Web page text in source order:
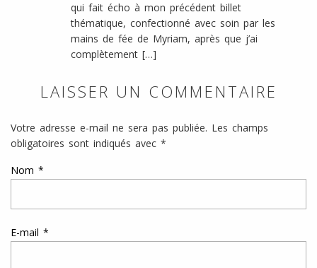
qui fait écho à mon précédent billet
thématique, confectionné avec soin par les
mains de fée de Myriam, après que j’ai
complètement […]
LAISSER UN COMMENTAIRE
Votre adresse e-mail ne sera pas publiée. Les champs
obligatoires sont indiqués avec *
Nom *
E-mail *